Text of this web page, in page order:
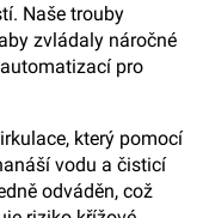
Naše trouby
zvládaly náročné
pro
který pomocí
vodu a čisticí
odváděn, což